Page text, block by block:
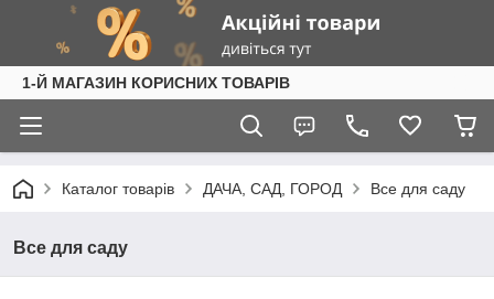
1-Й МАГАЗИН КОРИСНИХ ТОВАРІВ
Каталог товарів ДАЧА, САД, ГОРОД Все для саду
Все для саду